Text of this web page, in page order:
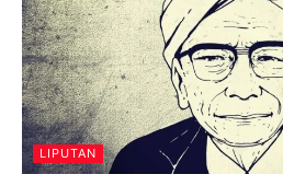
LIPUTAN